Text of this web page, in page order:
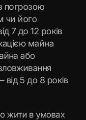
погрозою
чи його
7 до 12 років
майна
або
5 до 8 років
жити в умовах